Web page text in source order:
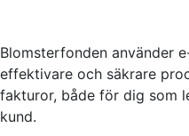
Blomsterfonden använder
effektivare och säkrare
fakturor, både för dig som
kund.